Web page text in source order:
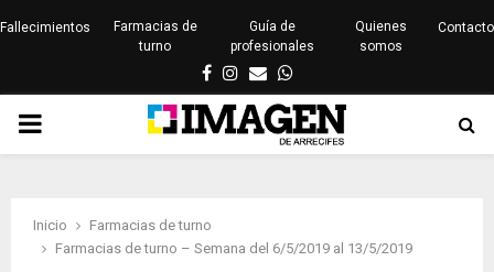
Fallecimientos
Farmacias de
turno
Guía de
profesionales
Quienes
somos
Contacto
Facebook
Instagram
EmailWhatsapp
PRIMARY
Inicio
Farmacias de turno
Farmacias de turno – Semana del 6/5/2019 al 13/5/2019